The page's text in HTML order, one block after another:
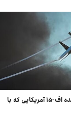
کابین خلبان و لاشه جنگنده اف-۱۵ آمریکایی که با